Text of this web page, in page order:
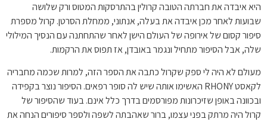
היא איבדה את חברתה הטובה קרולין בהתרסקות המטוס ורק שלושה
שבועות לאחר מכן איבדה את בעלה, אנתוני, ממחלת הסרטן. קרול מספרת
סיפור קסום של אירופה של העולם הישן לאחר שהתחתנה עם הנסיך המילולי
שלה, אבל הסיפור מתחיל ונגמר באובדן, אז תפוס את הרקמות.
מעולם לא היה לי ספק שקרול כתבה את הספר הזה, למרות שכמה מחבריה
לקאסט RHONY האשימו אותה שיש לה סופר רפאים. הסיפור נוצר בקפידה
ובכוונה באופן שזיכרונות מפורסמים בדרך כלל אינם. בעוד שהסיפור של
קרול היה מרתק בפני עצמו, ברור שאהבתה לשפה ולספר סיפורים הנחה את